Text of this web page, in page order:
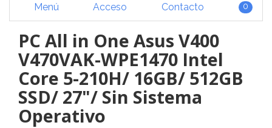
Menú Acceso Contacto 0
PC All in One Asus V400
V470VAK-WPE1470 Intel
Core 5-210H/ 16GB/ 512GB
SSD/ 27"/ Sin Sistema
Operativo